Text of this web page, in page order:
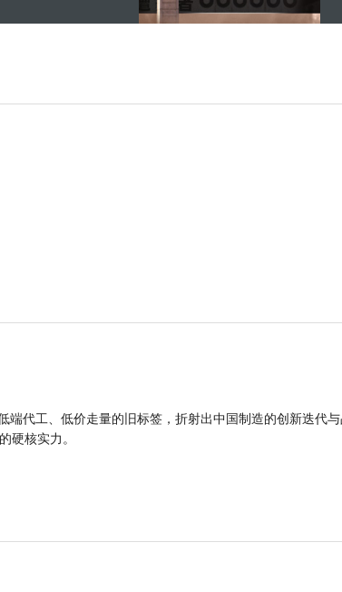
端代工、低价走量的旧标签，折射出中国制造的创新迭代
硬核实力。